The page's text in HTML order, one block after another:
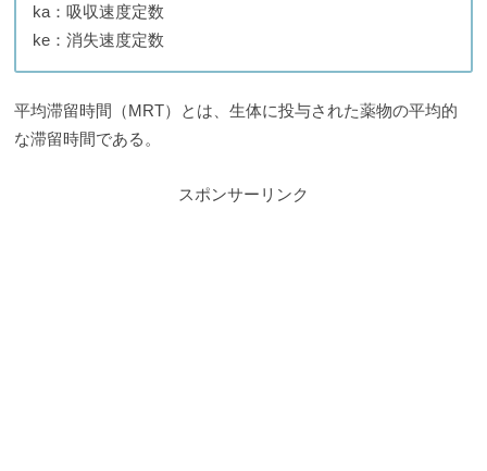
ka：吸収速度定数
ke：消失速度定数
平均滞留時間（MRT）とは、生体に投与された薬物の平均的
な滞留時間である。
スポンサーリンク